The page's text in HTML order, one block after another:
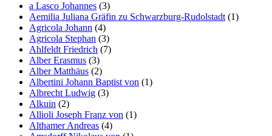
a Lasco Johannes (3)
Aemilia Juliana Gräfin zu Schwarzburg-Rudolstadt (1)
Agricola Johann (4)
Agricola Stephan (3)
Ahlfeldt Friedrich (7)
Alber Erasmus (3)
Alber Matthäus (2)
Albertini Johann Baptist von (1)
Albrecht Ludwig (3)
Alkuin (2)
Allioli Joseph Franz von (1)
Althamer Andreas (4)